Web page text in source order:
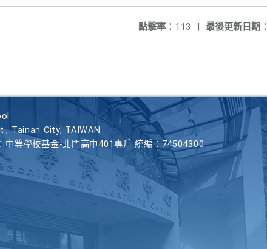
最後更新日期：
點擊率： 113 |
Tainan City, TAIWAN
等學校基金-北門高中401專戶 統編：74504300